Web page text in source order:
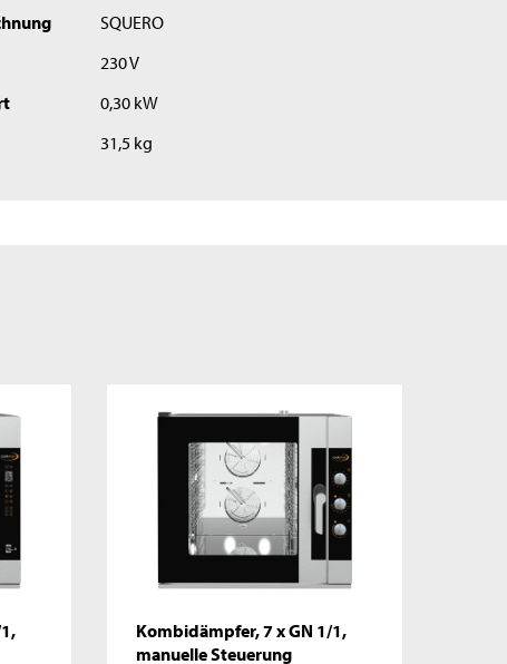
SQUERO
230 V
0,30 kW
31,5 kg
Kombidämpfer, 7 x GN 1/1,
manuelle Steuerung